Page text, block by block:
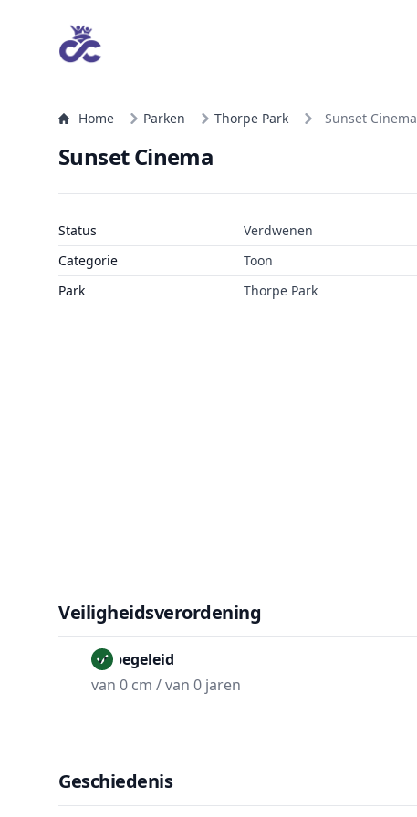
Home Parken Thorpe Park Sunset Cinema
Sunset Cinema
Status
Verdwenen
Categorie
Toon
Park
Thorpe Park
Veiligheidsverordening
Onbegeleid
van 0 cm / van 0 jaren
Geschiedenis